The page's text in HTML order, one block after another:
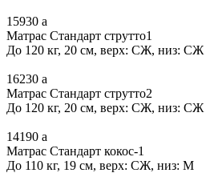
15930 a
Матрас Стандарт струтто1
До 120 кг, 20 см, верх: СЖ, низ: СЖ
16230 a
Матрас Стандарт струтто2
До 120 кг, 20 см, верх: СЖ, низ: СЖ
14190 a
Матрас Стандарт кокос-1
До 110 кг, 19 см, верх: СЖ, низ: М